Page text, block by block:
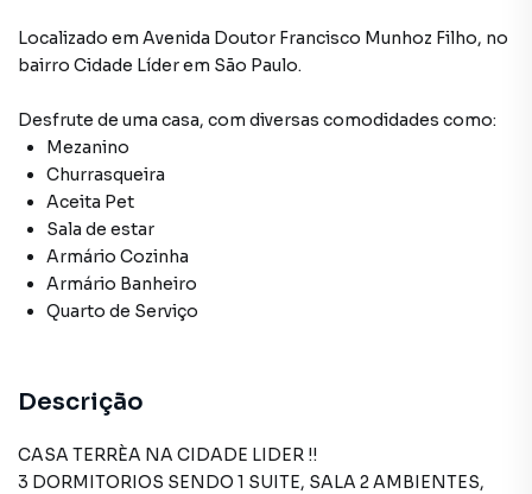
Localizado em Avenida Doutor Francisco Munhoz Filho, no
bairro Cidade Líderem São Paulo.
Desfrute de uma casa, com diversas comodidades como:
Mezanino
Churrasqueira
Aceita Pet
Sala de estar
Armário Cozinha
Armário Banheiro
Quarto de Serviço
Descrição
CASA TERRÈA NA CIDADE LIDER !!
3 DORMITORIOS SENDO 1 SUITE, SALA 2 AMBIENTES,